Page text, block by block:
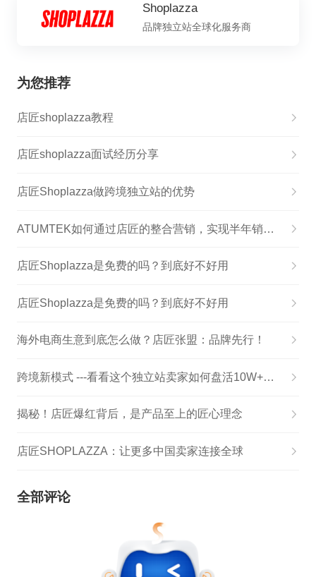
Shoplazza
品牌独立站全球化服务商
为您推荐
店匠shoplazza教程
店匠shoplazza面试经历分享
店匠Shoplazza做跨境独立站的优势
ATUMTEK如何通过店匠的整合营销，实现半年销售额增长127%？
店匠Shoplazza是免费的吗？到底好不好用
店匠Shoplazza是免费的吗？到底好不好用
海外电商生意到底怎么做？店匠张盟：品牌先行！
跨境新模式 ---看看这个独立站卖家如何盘活10W+用户
揭秘！店匠爆红背后，是产品至上的匠心理念
店匠SHOPLAZZA：让更多中国卖家连接全球
全部评论